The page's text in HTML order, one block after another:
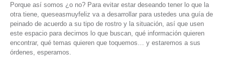
Porque así somos ¿o no? Para evitar estar deseando tener lo que la
otra tiene, queseasmuyfeliz va a desarrollar para ustedes una guía de
peinado de acuerdo a su tipo de rostro y la situación, así que usen
este espacio para decirnos lo que buscan, qué información quieren
encontrar, qué temas quieren que toquemos… y estaremos a sus
órdenes, esperamos.